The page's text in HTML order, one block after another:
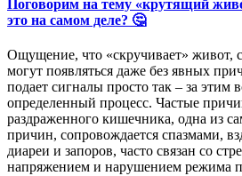
Поговорим на тему «крутящий
это на самом деле? 🤔
Ощущение, что «скручивает» живот,
могут появляться даже без явных
подает сигналы просто так – за этим
определенный процесс. Частые
раздраженного кишечника, одна из
причин, сопровождается спазмами,
диареи и запоров, часто связан со
напряжением и нарушением режима